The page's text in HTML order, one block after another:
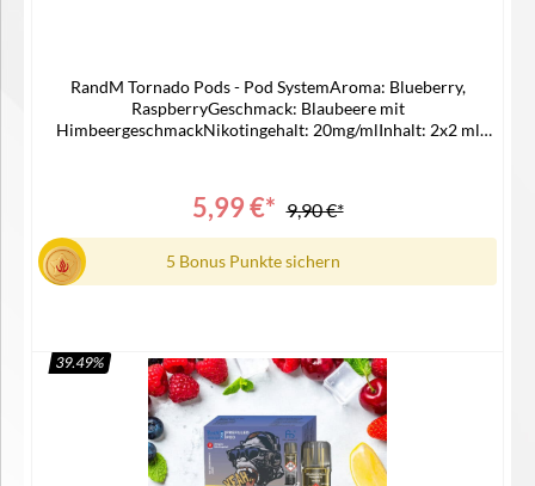
RandM Tornado Pods - Pod SystemAroma: Blueberry,
RaspberryGeschmack: Blaubeere mit
HimbeergeschmackNikotingehalt: 20mg/mlInhalt: 2x2 ml
5,99 €* 9,90 €*
5 Bonus Punkte sichern
In den Warenkorb
39.49%